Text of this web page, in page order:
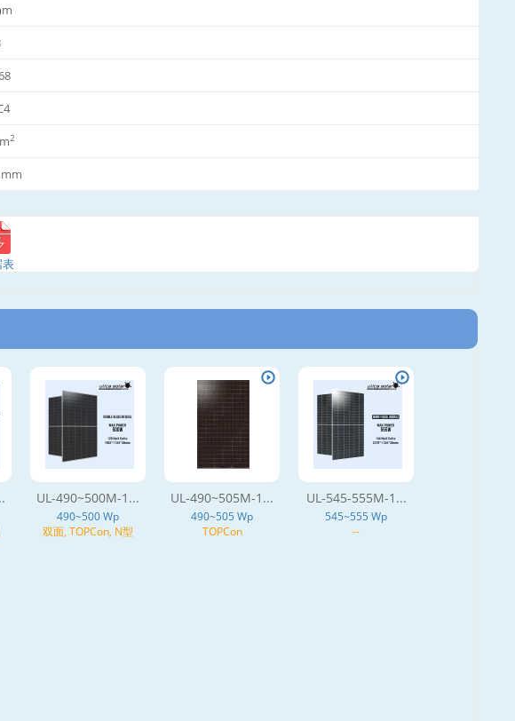
2
表
UL-490~500M-1...
490~500 Wp
双面, TOPCon, N型
UL-490~505M-1...
490~505 Wp
TOPCon
UL-545-555M-1...
545~555 Wp
--